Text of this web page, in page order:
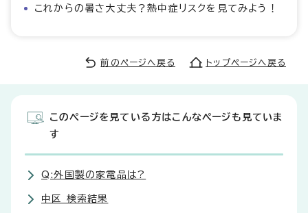
これからの暑さ大丈夫？熱中症リスクを見てみよう！
前のページへ戻る トップページへ戻る
このページを見ている方はこんなページも見ていま
す
Q:外国製の家電品は?
中区 検索結果